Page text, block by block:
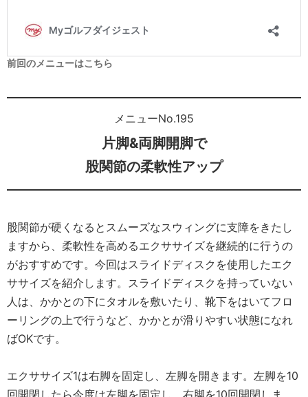
前回のメニューはこちら
メニューNo.195
片脚&両脚開脚で
股関節の柔軟性アップ
股関節が硬くなるとスムーズなスウィングに支障をきたし
ますから、柔軟性を高めるエクササイズを継続的に行うの
がおすすめです。今回はスライドディスクを使用したエク
ササイズを紹介します。スライドディスクを持っていない
人は、かかとの下にタオルを敷いたり、靴下をはいてフロ
ーリングの上で行うなど、かかとが滑りやすい状態になれ
ばOKです。
エクササイズ1は右脚を固定し、左脚を開きます。左脚を10